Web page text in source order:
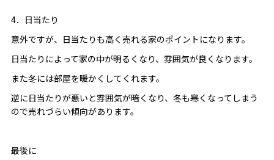
4．日当たり
意外ですが、日当たりも高く売れる家のポイントになります。
日当たりによって家の中が明るくなり、雰囲気が良くなります。
また冬には部屋を暖かくしてくれます。
逆に日当たりが悪いと雰囲気が暗くなり、冬も寒くなってしまう
ので売れづらい傾向があります。
最後に